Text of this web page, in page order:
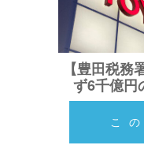
【豊田税
ず6千億円
こ